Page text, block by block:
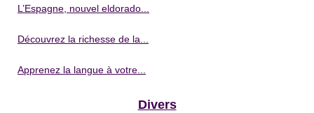
L’Espagne, nouvel eldorado...
Découvrez la richesse de la...
Apprenez la langue à votre...
Divers